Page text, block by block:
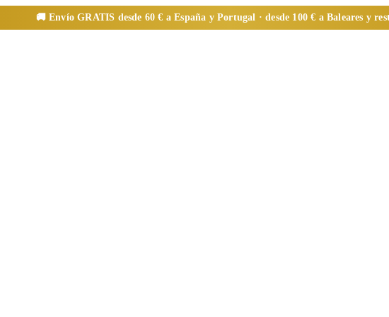
🚚 EnvíoGRATIS desde 60 € a España y Portugal · desde 100 € a Baleares y